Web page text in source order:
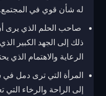
له شأن قوي في المجتمع.
صاحب الحلم الذي يرى
ذلك إلى الجهد الكبير
الرعاية والاهتمام الذي
المرأة التي ترى دمل
إلى الراحة والرخاء